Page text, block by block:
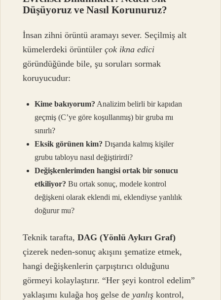
Düşüyoruz ve Nasıl Korunuruz?
İnsan zihni örüntü aramayı sever. Seçilmiş alt
kümelerdeki örüntülerçok ikna edici
göründüğünde bile, şu soruları sormak
koruyucudur:
Kime bakıyorum? Analizim belirli bir kapıdan
geçmiş (C’ye göre koşullanmış) bir gruba mı
sınırlı?
Eksik görünen kim? Dışarıda kalmış kişiler
grubu tabloyu nasıl değiştirirdi?
Değişkenlerimden hangisi ortak bir sonucu
etkiliyor? Bu ortak sonuç, modele kontrol
değişkeni olarak eklendi mi, eklendiyse yanlılık
doğurur mu?
Teknik tarafta,DAG (Yönlü Aykırı Graf)
çizerek neden-sonuç akışını şematize etmek,
hangi değişkenlerin çarpıştırıcı olduğunu
görmeyi kolaylaştırır. “Her şeyi kontrol edelim”
yaklaşımı kulağa hoş gelse deyanlış kontrol,